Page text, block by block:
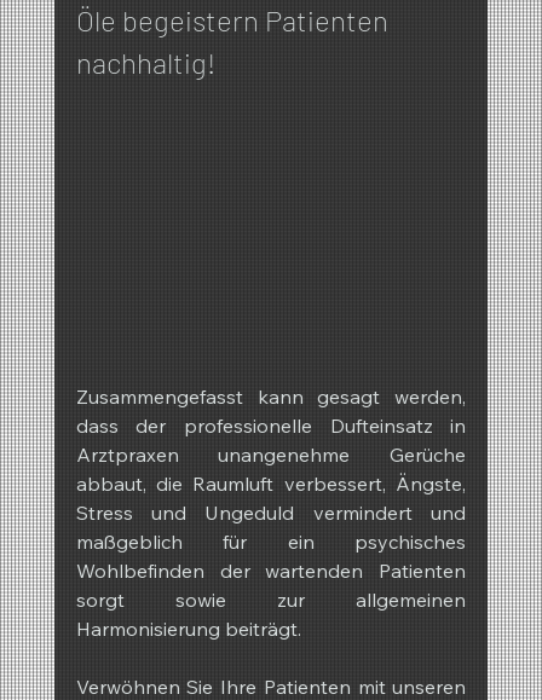
Öle begeistern Patienten
nachhaltig!
Zusammengefasst kann gesagt werden,
dass der professionelle Dufteinsatz in
Arztpraxen unangenehme Gerüche
abbaut, die Raumluft verbessert, Ängste,
Stress und Ungeduld vermindert und
maßgeblich für ein psychisches
Wohlbefinden der wartenden Patienten
sorgt sowie zur allgemeinen
Harmonisierung beiträgt.
Verwöhnen Sie Ihre Patienten mit unseren